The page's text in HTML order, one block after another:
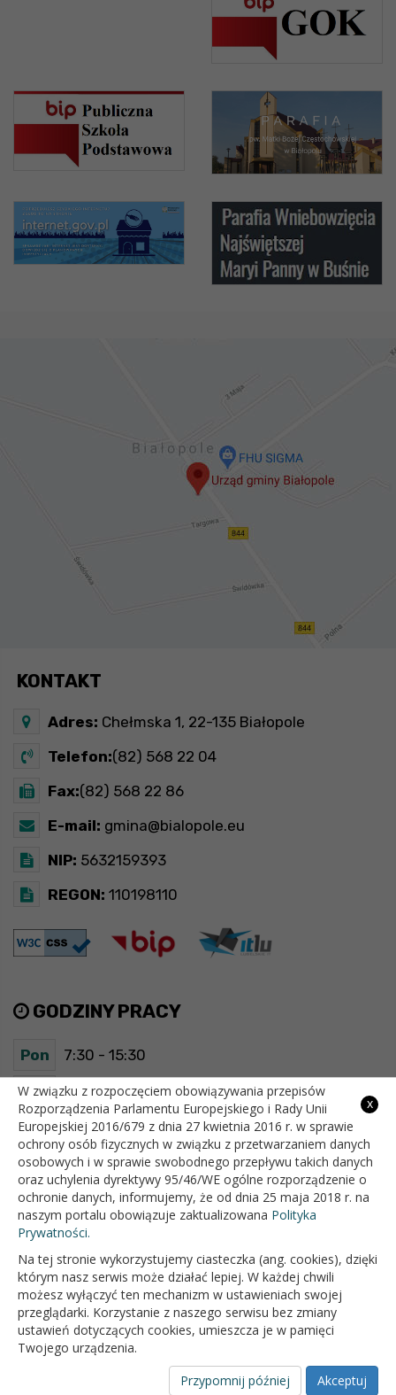
KONTAKT
Adres: Chełmska 1, 22-135 Białopole
Telefon:(82) 568 22 04
Fax:(82) 568 22 86
E-mail: gmina@bialopole.eu
NIP: 5632159393
REGON: 110198110
GODZINY PRACY
Pon 7:30 - 15:30
Wt 7:30 - 15:30
Śr 7:30 - 15:30
Czw 7:30 - 15:30
Pt 7:30 - 15:30
OFICJALNY SERWIS INTERNETOWY GMINY BIAŁOPOLE
x
W związku z rozpoczęciem obowiązywania przepisów
Rozporządzenia Parlamentu Europejskiego i Rady Unii
Europejskiej 2016/679 z dnia 27 kwietnia 2016 r. w sprawie
ochrony osób fizycznych w związku z przetwarzaniem danych
osobowych i w sprawie swobodnego przepływu takich danych
oraz uchylenia dyrektywy 95/46/WE ogólne rozporządzenie o
ochronie danych, informujemy, że od dnia 25 maja 2018 r. na
naszym portalu obowiązuje zaktualizowana Polityka
Prywatności.
Na tej stronie wykorzystujemy ciasteczka (ang. cookies), dzięki
którym nasz serwis może działać lepiej. W każdej chwili
możesz wyłączyć ten mechanizm w ustawieniach swojej
przeglądarki. Korzystanie z naszego serwisu bez zmiany
ustawień dotyczących cookies, umieszcza je w pamięci
Twojego urządzenia.
Akceptuj
Przypomnij później